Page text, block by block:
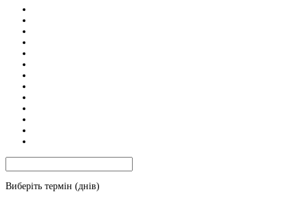
Виберіть термін (днів)